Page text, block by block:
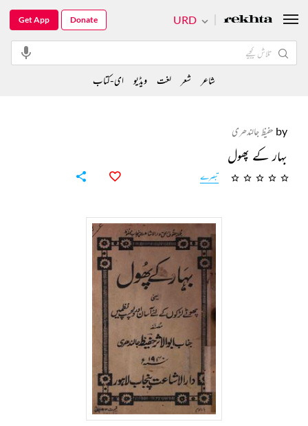
by حفیظ جالندھری
بہار کے پھول
تبصرے
URD
Get App Donate
شاعر شعر لغت ویڈیو ای-کتاب